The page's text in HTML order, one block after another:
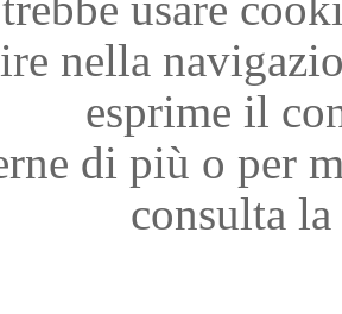
nella
esprime il
di più o per
consulta